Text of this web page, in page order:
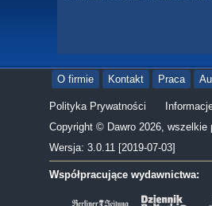
O firmie Kontakt Praca
Polityka Prywatności
Copyright © Dawro 2026, wszelkie
Wersja: 3.0.11 [2019-07-03]
Współpracujące wydawnictwa: